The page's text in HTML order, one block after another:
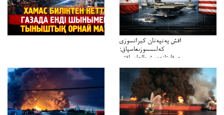
اقش پەنپەنان كيرانسوزى
كەلىسسوزىعاسپاق:
دوقايتازدەسۋىجالعاسپاقتى
باسەڭدەتدوحا؟
كەزدەسۋىشيەلەنىستىباسەڭدەتەمە؟